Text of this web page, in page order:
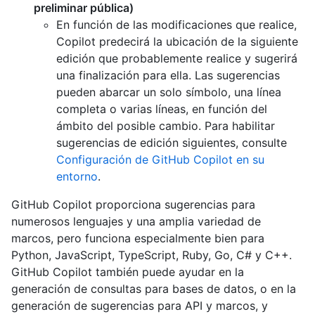
preliminar pública)
En función de las modificaciones que realice,
Copilot predecirá la ubicación de la siguiente
edición que probablemente realice y sugerirá
una finalización para ella. Las sugerencias
pueden abarcar un solo símbolo, una línea
completa o varias líneas, en función del
ámbito del posible cambio. Para habilitar
sugerencias de edición siguientes, consulte
Configuración de GitHub Copilot en su
entorno.
GitHub Copilot proporciona sugerencias para
numerosos lenguajes y una amplia variedad de
marcos, pero funciona especialmente bien para
Python, JavaScript, TypeScript, Ruby, Go, C# y C++.
GitHub Copilot también puede ayudar en la
generación de consultas para bases de datos, o en la
generación de sugerencias para API y marcos, y